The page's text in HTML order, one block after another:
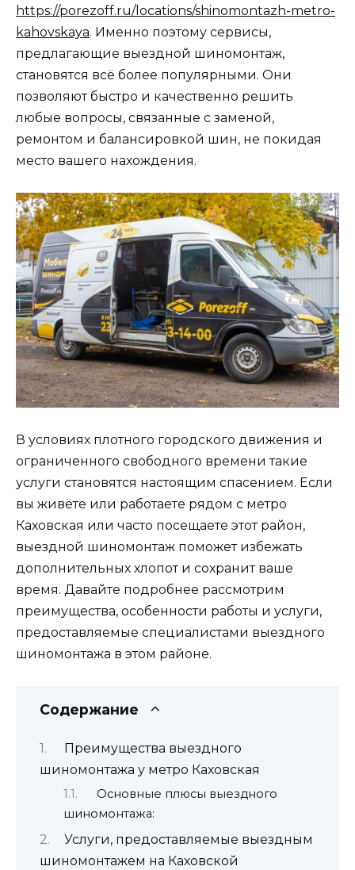
https://porezoff.ru/locations/shinomontazh-metro-
kahovskaya. Именно поэтому сервисы,
предлагающие выездной шиномонтаж,
становятся всё более популярными. Они
позволяют быстро и качественно решить
любые вопросы, связанные с заменой,
ремонтом и балансировкой шин, не покидая
место вашего нахождения.
В условиях плотного городского движения и
ограниченного свободного времени такие
услуги становятся настоящим спасением. Если
вы живёте или работаете рядом с метро
Каховская или часто посещаете этот район,
выездной шиномонтаж поможет избежать
дополнительных хлопот и сохранит ваше
время. Давайте подробнее рассмотрим
преимущества, особенности работы и услуги,
предоставляемые специалистами выездного
шиномонтажа в этом районе.
Содержание
Преимущества выездного
шиномонтажа у метро Каховская
Основные плюсы выездного
шиномонтажа:
Услуги, предоставляемые выездным
шиномонтажем на Каховской